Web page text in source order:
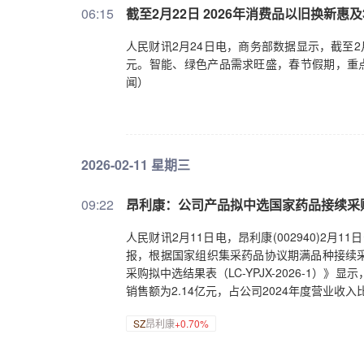
06:15 截至2月22日 2026年消费品以旧换新惠
人民财讯2月24日电，商务部数据显示，截至
元。智能、绿色产品需求旺盛，春节假期，
闻）
2026-02-11 星期三
09:22 昂利康：公司产品拟中选国家药品接续采
人民财讯2月11日电，昂利康(002940)2月11
报，根据国家组织集采药品协议期满品种接
采购拟中选结果表（LC-YPJX-2026-1）》显
销售额为2.14亿元，占公司2024年度营业收入
SZ昂利康+0.70%